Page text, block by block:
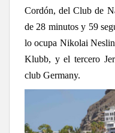
Cordón, del Club de
de 28 minutos y 59
lo ocupa Nikolai
Klubb, y el tercero
club Germany.